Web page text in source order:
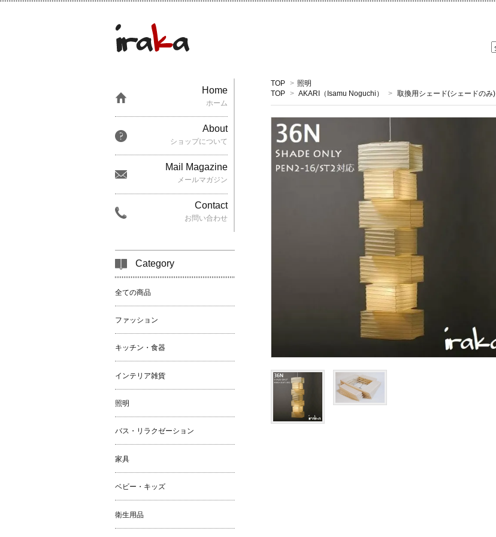
TOP > 照明
TOP > AKARI（Isamu Noguchi） > 取換用シェード(シェードのみ)
Home
ホーム
About
ショップについて
Mail Magazine
メールマガジン
Contact
お問い合わせ
Category
全ての商品
ファッション
キッチン・食器
インテリア雑貨
照明
バス・リラクゼーション
家具
ベビー・キッズ
衛生用品